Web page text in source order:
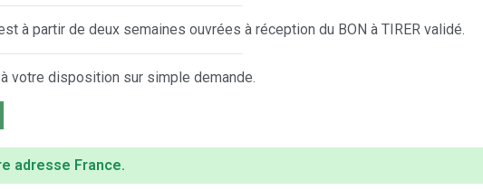
à partir de deux semaines ouvrées à réception du BON à TIRER validé.
votre disposition sur simple demande.
adresse France.